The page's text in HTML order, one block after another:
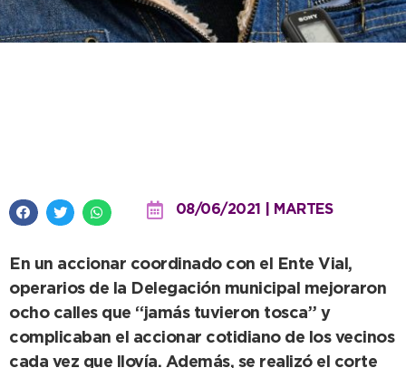
08/06/2021 | MARTES
En un accionar coordinado con el Ente Vial,
operarios de la Delegación municipal mejoraron
ocho calles que “jamás tuvieron tosca” y
complicaban el accionar cotidiano de los vecinos
cada vez que llovía. Además, se realizó el corte